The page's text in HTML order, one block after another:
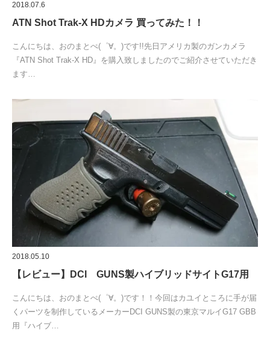
2018.07.6
ATN Shot Trak-X HDカメラ 買ってみた！！
こんにちは、おのまとぺ(゜∀。)です!!先日アメリカ製のガンカメラ
『ATN Shot Trak-X HD』を購入致しましたのでご紹介させていただき
ます…
2018.05.10
【レビュー】DCI GUNS製ハイブリッドサイトG17用
こんにちは、おのまとぺ(゜∀。)です！！今回はカユイところに手が届
くパーツを制作しているメーカーDCI GUNS製の東京マルイG17 GBB
用『ハイブ…